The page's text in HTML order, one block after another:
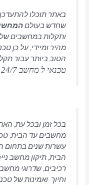
באתר תוכלו
שחדש בעולם
ותקלות במחשבים
מהיר ומיידי, על כן
הטוב ביותר עבור
טכנאי ל מחשב 24/7 עד הבית………
בכל זמן ובכל עת,
מחשבים עד הבית,
עשרות שנים בתחום
הבית, תיקון מחשב
רכיבים, שדרוגי
וחיוך ואמינות של